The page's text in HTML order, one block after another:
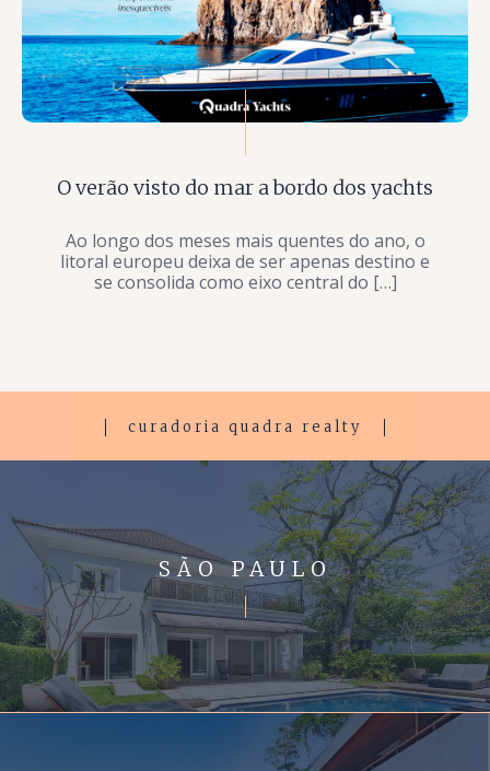
O verão visto do mar a bordo dos yachts
Ao longo dos meses mais quentes do ano, o
litoral europeu deixa de ser apenas destino e
se consolida como eixo central do […]
curadoria quadra realty
SÃO PAULO